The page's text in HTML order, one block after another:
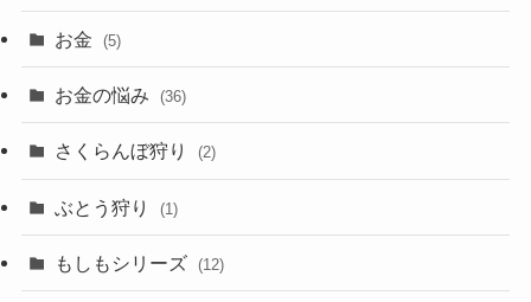
お金 (5)
お金の悩み (36)
さくらんぼ狩り (2)
ぶとう狩り (1)
もしもシリーズ (12)